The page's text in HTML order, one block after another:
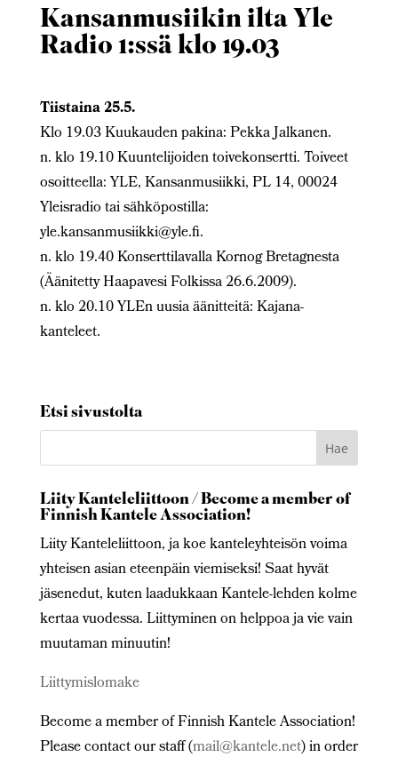
Kansanmusiikin ilta Yle
Radio 1:ssä klo 19.03
Tiistaina 25.5.
Klo 19.03 Kuukauden pakina: Pekka Jalkanen.
n. klo 19.10 Kuuntelijoiden toivekonsertti. Toiveet
osoitteella: YLE, Kansanmusiikki, PL 14, 00024
Yleisradio tai sähköpostilla:
yle.kansanmusiikki@yle.fi.
n. klo 19.40 Konserttilavalla Kornog Bretagnesta
(Äänitetty Haapavesi Folkissa 26.6.2009).
n. klo 20.10 YLEn uusia äänitteitä: Kajana-
kanteleet.
Etsi sivustolta
Liity Kanteleliittoon / Become a member of
Finnish Kantele Association!
Liity Kanteleliittoon, ja koe kanteleyhteisön voima
yhteisen asian eteenpäin viemiseksi! Saat hyvät
jäsenedut, kuten laadukkaan Kantele-lehden kolme
kertaa vuodessa. Liittyminen on helppoa ja vie vain
muutaman minuutin!
Liittymislomake
Become a member of Finnish Kantele Association!
Please contact our staff (mail@kantele.net) in order